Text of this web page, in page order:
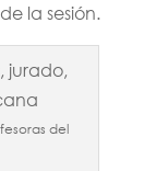
la sesión.
del